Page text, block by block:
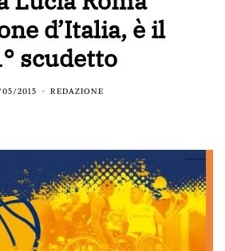
d’Italia, è il
scudetto
05/2015 REDAZIONE